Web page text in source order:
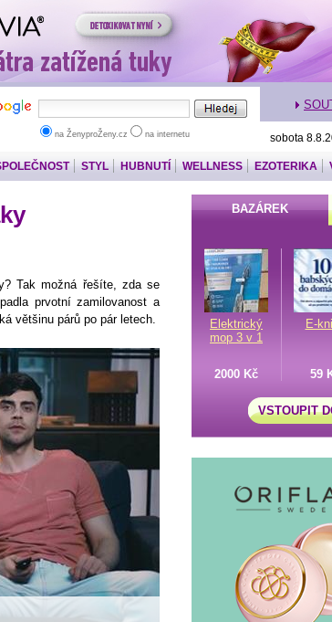
na ŽenyproŽeny.cz na internetu sobota
STYL HUBNUTÍ WELLNESS EZOTERIKA
Tak možná řešíte, zda se
prvotní zamilovanost a
většinu párů po pár letech.
BAZÁREK
Elektrický
mop 3 v 1
E-
2000 Kč
59
VSTOUPIT